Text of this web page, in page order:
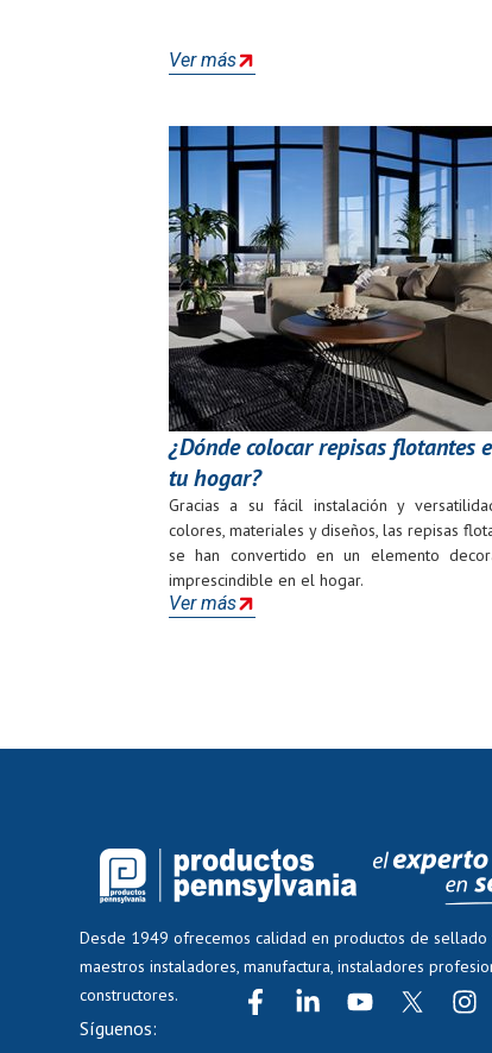
Ver más
¿Dónde colocar repisas flotantes
tu hogar?
Gracias a su fácil instalación y
colores, materiales y diseños, las repisas
se han convertido en un elemento
imprescindible en el hogar.
Ver más
Desde 1949 ofrecemos calidad en productos de sellado
maestros instaladores, manufactura, instaladores
constructores.
Síguenos: